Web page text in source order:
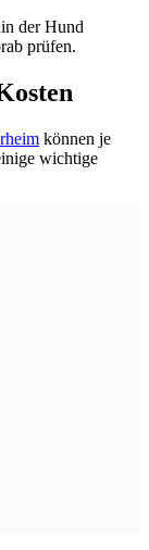
der Hund
prüfen.
können je
wichtige